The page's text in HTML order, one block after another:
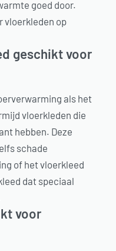
goed door.
vloerkleden op
geschikt voor
als het
vloerkleden die
hebben. Deze
schade
of het vloerkleed
dat speciaal
voor